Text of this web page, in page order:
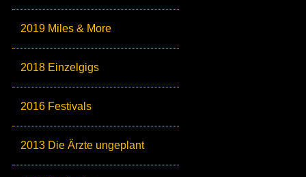
2019 Miles & More
2018 Einzelgigs
2016 Festivals
2013 Die Ärzte ungeplant